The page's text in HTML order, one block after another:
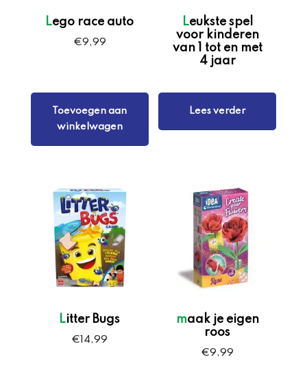
Lego race auto
€9,99
Toevoegen aan
winkelwagen
Leukste spel
voor kinderen
van 1 tot en met
4 jaar
Lees verder
Litter Bugs
€14,99
maak je eigen
roos
€9,99